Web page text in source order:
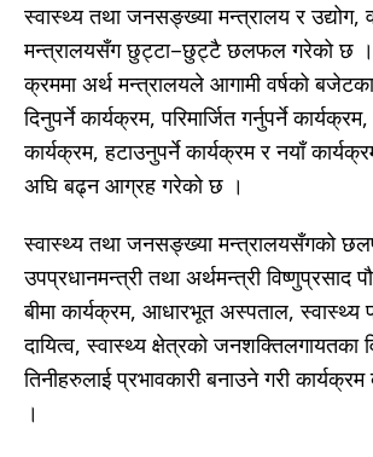
स्वास्थ्य तथा जनसङ्ख्या मन्त्रालय र उद्योग,
मन्त्रालयसँग छुट्टा–छुट्टै छलफल गरेको छ
क्रममा अर्थ मन्त्रालयले आगामी वर्षको बजेटका
दिनुपर्ने कार्यक्रम, परिमार्जित गर्नुपर्ने
कार्यक्रम, हटाउनुपर्ने कार्यक्रम र नयाँ
अघि बढ्न आग्रह गरेको छ ।
स्वास्थ्य तथा जनसङ्ख्या मन्त्रालयसँगको
उपप्रधानमन्त्री तथा अर्थमन्त्री विष्णुप्रसाद
बीमा कार्यक्रम, आधारभूत अस्पताल, स्वास्थ्य
दायित्व, स्वास्थ्य क्षेत्रको जनशक्तिलगायतका
तिनीहरुलाई प्रभावकारी बनाउने गरी
।